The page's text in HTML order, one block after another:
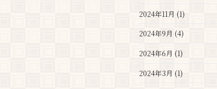
2024年11月 (1)
2024年9月 (4)
2024年6月 (1)
2024年3月 (1)